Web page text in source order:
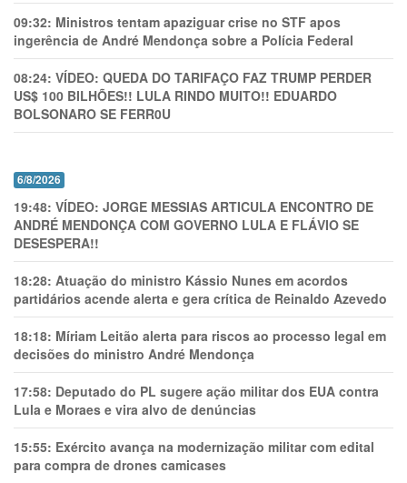
09:32: Ministros tentam apaziguar crise no STF apos
ingerência de André Mendonça sobre a Polícia Federal
08:24: VÍDEO: QUEDA DO TARIFAÇO FAZ TRUMP PERDER
US$ 100 BILHÕES!! LULA RINDO MUITO!! EDUARDO
BOLSONARO SE FERR0U
6/8/2026
19:48: VÍDEO: JORGE MESSIAS ARTICULA ENCONTRO DE
ANDRÉ MENDONÇA COM GOVERNO LULA E FLÁVIO SE
DESESPERA!!
18:28: Atuação do ministro Kássio Nunes em acordos
partidários acende alerta e gera crítica de Reinaldo Azevedo
18:18: Míriam Leitão alerta para riscos ao processo legal em
decisões do ministro André Mendonça
17:58: Deputado do PL sugere ação militar dos EUA contra
Lula e Moraes e vira alvo de denúncias
15:55: Exército avança na modernização militar com edital
para compra de drones camicases